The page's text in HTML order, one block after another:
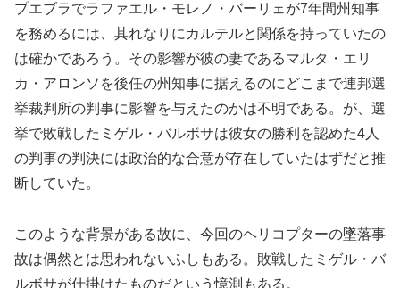
プエブラでラファエル・モレノ・バーリェが7年間州知事
を務めるには、其れなりにカルテルと関係を持っていたの
は確かであろう。その影響が彼の妻であるマルタ・エリ
カ・アロンソを後任の州知事に据えるのにどこまで連邦選
挙裁判所の判事に影響を与えたのかは不明である。が、選
挙で敗戦したミゲル・バルボサは彼女の勝利を認めた4人
の判事の判決には政治的な合意が存在していたはずだと推
断していた。
このような背景がある故に、今回のヘリコプターの墜落事
故は偶然とは思われないふしもある。敗戦したミゲル・バ
ルボサが仕掛けたものだという憶測もある。